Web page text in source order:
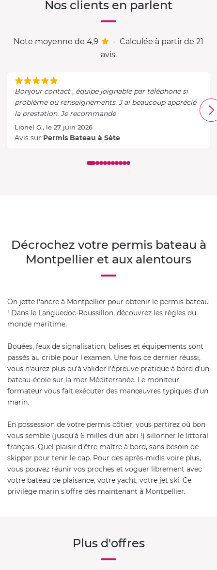
Nos clients en parlent
Note moyenne de 4,9 - Calculée à partir de 21
avis.
Bonjour contact , équipe joignable par téléphone si
problème ou renseignements. J ai beaucoup apprécié
la prestation. Je recommande
Lionel G., le 27 juin 2026
Avis sur Permis Bateau à Sète
Décrochez votre permis bateau à
Montpellier et aux alentours
On jette l'ancre à Montpellier pour obtenir le permis bateau
! Dans le Languedoc-Roussillon, découvrez les règles du
monde maritime.
Bouées, feux de signalisation, balises et équipements sont
passés au crible pour l'examen. Une fois ce dernier réussi,
vous n'aurez plus qu'à valider l'épreuve pratique à bord d'un
bateau-école sur la mer Méditerranée. Le moniteur
formateur vous fait exécuter des manœuvres typiques d'un
marin.
En possession de votre permis côtier, vous partirez où bon
vous semble (jusqu'à 6 milles d'un abri !) sillonner le littoral
français. Quel plaisir d'être maître à bord, sans besoin de
skipper pour tenir le cap. Pour des après-midis voire plus,
vous pouvez réunir vos proches et voguer librement avec
votre bateau de plaisance, votre yacht, votre jet ski. Ce
privilège marin s'offre dès maintenant à Montpellier.
Plus d'offres